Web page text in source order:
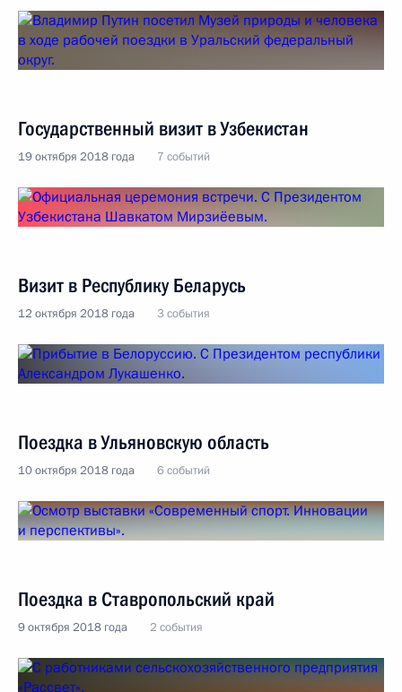
Государственный визит в Узбекистан
19 октября 2018 года 7 событий
Визит в Республику Беларусь
12 октября 2018 года 3 события
Поездка в Ульяновскую область
10 октября 2018 года 6 событий
Поездка в Ставропольский край
9 октября 2018 года 2 события